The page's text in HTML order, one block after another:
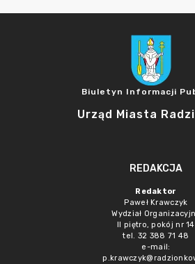
Biuletyn Informacji
Urząd Miasta
REDAKCJA
Redaktor
Paweł Krawczyk
Wydział
II piętro, pokój nr 14
tel. 32 388 71 48
e-mail: